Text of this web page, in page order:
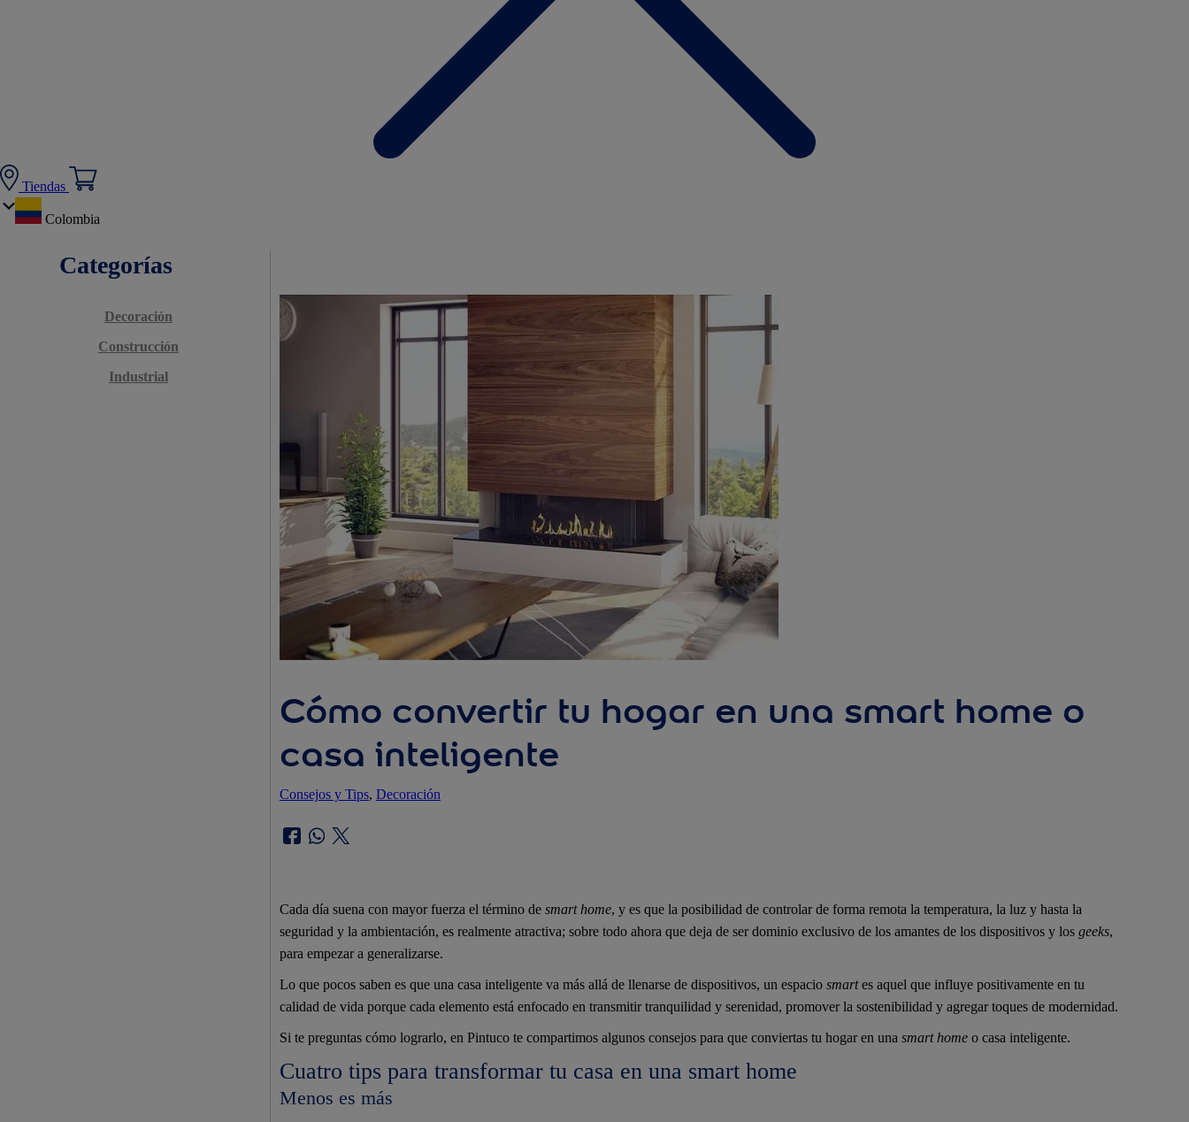
Tiendas
Colombia
Categorías
Decoración
Construcción
Industrial
Cómo convertir tu hogar en una smart home o
casa inteligente
Consejos y Tips, Decoración
Cada día suena con mayor fuerza el término de smart home, y es que la posibilidad de controlar de forma remota la temperatura, la luz y hasta la
seguridad y la ambientación, es realmente atractiva; sobre todo ahora que deja de ser dominio exclusivo de los amantes de los dispositivos y los geeks,
para empezar a generalizarse.
Lo que pocos saben es que una casa inteligente va más allá de llenarse de dispositivos, un espacio smartes aquel que influye positivamente en tu
calidad de vida porque cada elemento está enfocado en transmitir tranquilidad y serenidad, promover la sostenibilidad y agregar toques de modernidad.
Si te preguntas cómo lograrlo, en Pintuco te compartimos algunos consejos para que conviertas tu hogar en una smart homeo casa inteligente.
Cuatro tips para transformar tu casa en una smart home
Menos es más